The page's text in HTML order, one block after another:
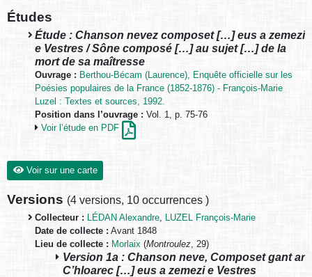
Études
Étude : Chanson nevez composet […] eus a zemezi
e Vestres / Sône composé […] au sujet […] de la
mort de sa maîtresse
Ouvrage : Berthou-Bécam (Laurence), Enquête officielle sur les
Poésies populaires de la France (1852-1876) - François-Marie
Luzel : Textes et sources, 1992.
Position dans l’ouvrage : Vol. 1, p. 75-76
Voir l’étude en PDF
Voir sur une carte
Versions (4 versions, 10 occurrences )
Collecteur : LÉDAN Alexandre LUZEL François-Marie
Date de collecte : Avant 1848
Lieu de collecte : Morlaix (Montroulez , 29)
Version 1a : Chanson neve, Composet gant ar
C’hloarec […] eus a zemezi e Vestres